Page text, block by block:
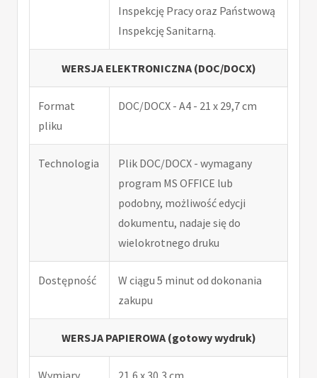
Inspekcję Pracy oraz Państwową
Inspekcję Sanitarną.
WERSJA ELEKTRONICZNA (DOC/DOCX)
Format
pliku
DOC/DOCX - A4 - 21 x 29,7 cm
Technologia
Plik DOC/DOCX - wymagany
program MS OFFICE lub
podobny, możliwość edycji
dokumentu, nadaje się do
wielokrotnego druku
Dostępność
W ciągu 5 minut od dokonania
zakupu
WERSJA PAPIEROWA (gotowy wydruk)
Wymiary 21,6 x 30,3 cm